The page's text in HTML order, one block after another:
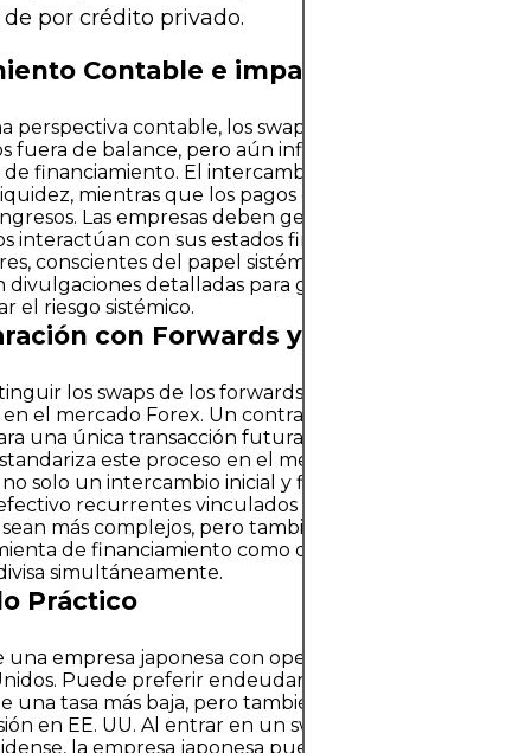
por crédito privado.
Contable e impacto en el
perspectiva contable, los swaps, en muchos casos, son
fuera de balance, pero aún influyen en el riesgo
de financiamiento. El intercambio inicial de principal
mientras que los pagos de intereses continuos
Las empresas deben gestionar
interactúan con sus estados financieros más amplios.
conscientes del papel sistémico que desempeñan
divulgaciones detalladas para garantizar la
el riesgo sistémico.
con Forwards y Futuros
los swaps de los forwards y los futuros, que
el mercado Forex. Un contrato forward fija una tasa
una única transacción futura, mientras que un
este proceso en el mercado. Un swap, en
solo un intercambio inicial y final de principal, sino
recurrentes vinculados a tasas de interés. Esto
sean más complejos, pero también más versátiles,
de financiamiento como de cobertura contra el
simultáneamente.
Práctico
una empresa japonesa con operaciones sustanciales
Puede preferir endeudarse en yenes en casa,
una tasa más baja, pero también necesita dólares
en EE. UU. Al entrar en un swap de divisas con un
la empresa japonesa puede intercambiar yenes